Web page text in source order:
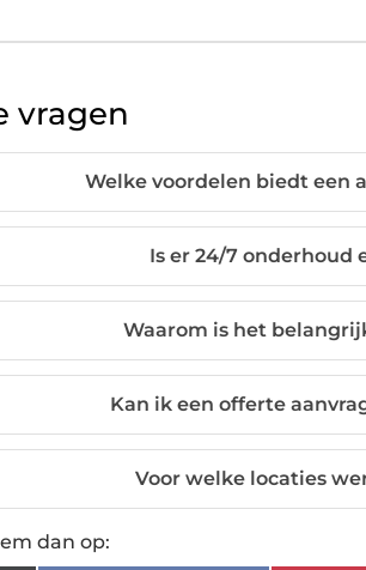
vragen
Welke voordelen biedt een
Is er 24/7 onderhoud
Waarom is het
Kan ik een offerte
Voor welke locaties
dan op: